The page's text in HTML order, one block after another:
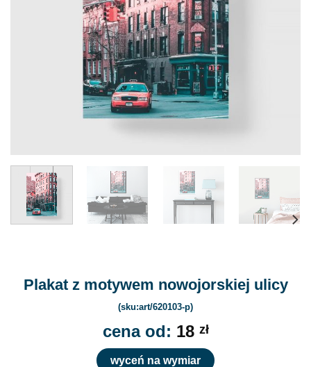
Plakat z motywem nowojorskiej ulicy
(sku:art/620103-p)
cena od: 18 zł
wyceń na wymiar